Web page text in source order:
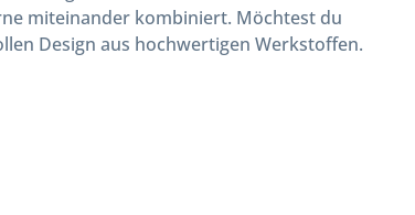
miteinander kombiniert. Möchtest du
Design aus hochwertigen Werkstoffen.